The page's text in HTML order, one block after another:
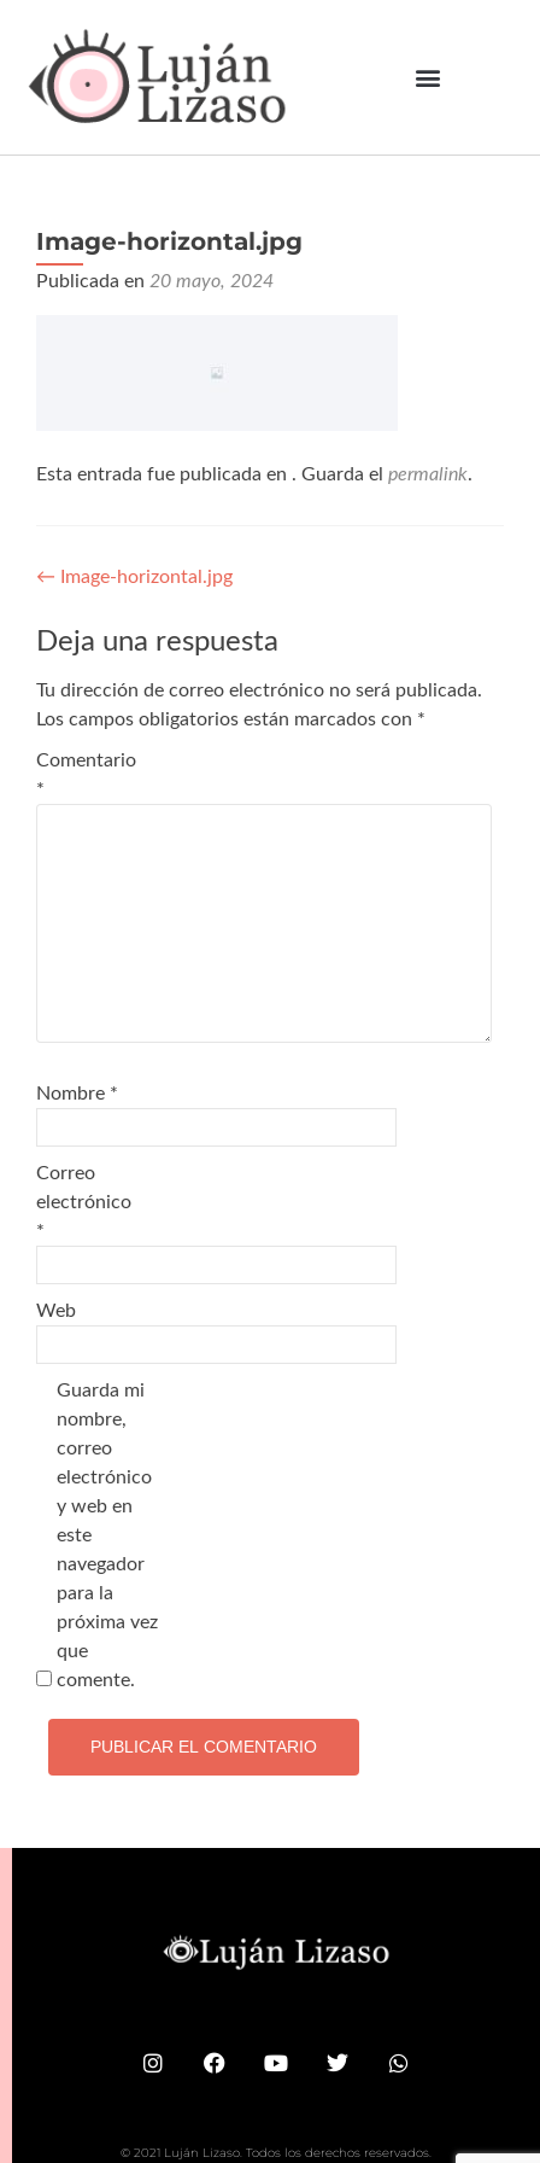
Image-horizontal.jpg
Publicada en 20 mayo, 2024
Esta entrada fue publicada en . Guarda el permalink.
← Image-horizontal.jpg
Deja una respuesta
Tu dirección de correo electrónico no será publicada.
Los campos obligatorios están marcados con *
Comentario
*
Nombre *
Correo
electrónico
*
Web
Guarda mi
nombre,
correo
electrónico
y web en
este
navegador
para la
próxima vez
que
comente.
© 2021 Luján Lizaso. Todos los derechos reservados.